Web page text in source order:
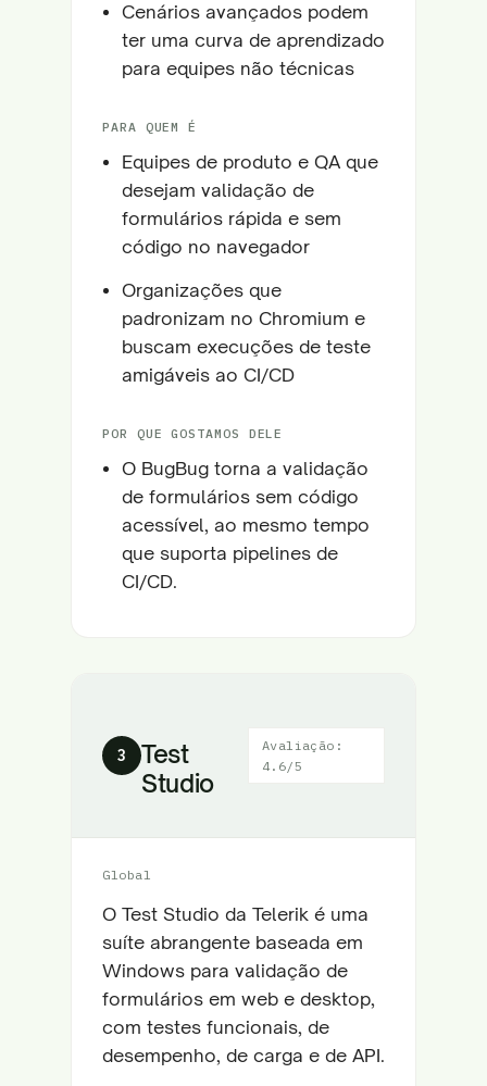
Cenários avançados podem
ter uma curva de aprendizado
para equipes não técnicas
PARA QUEM É
Equipes de produto e QA que
desejam validação de
formulários rápida e sem
código no navegador
Organizações que
padronizam no Chromium e
buscam execuções de teste
amigáveis ao CI/CD
POR QUE GOSTAMOS DELE
O BugBug torna a validação
de formulários sem código
acessível, ao mesmo tempo
que suporta pipelines de
CI/CD.
3
Test
Studio
Avaliação:
4.6/5
Global
O Test Studio da Telerik é uma
suíte abrangente baseada em
Windows para validação de
formulários em web e desktop,
com testes funcionais, de
desempenho, de carga e de API.